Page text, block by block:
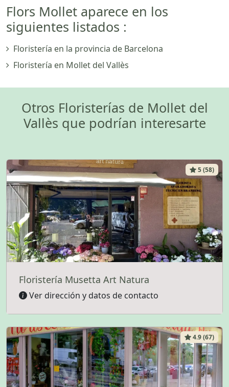
Flors Mollet aparece en los
siguientes listados :
Floristería en la provincia de Barcelona
Floristería en Mollet del Vallès
Otros Floristerías de Mollet del
Vallès que podrían interesarte
5 (58)
Floristería Musetta Art Natura
Ver dirección y datos de contacto
4.9 (67)